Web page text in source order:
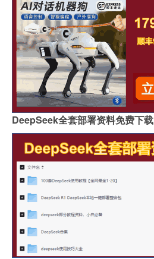
DeepSeek全套部署资料免费下载